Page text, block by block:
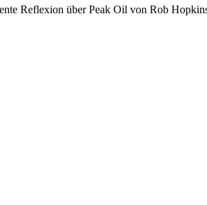
Reflexion über Peak Oil von Rob